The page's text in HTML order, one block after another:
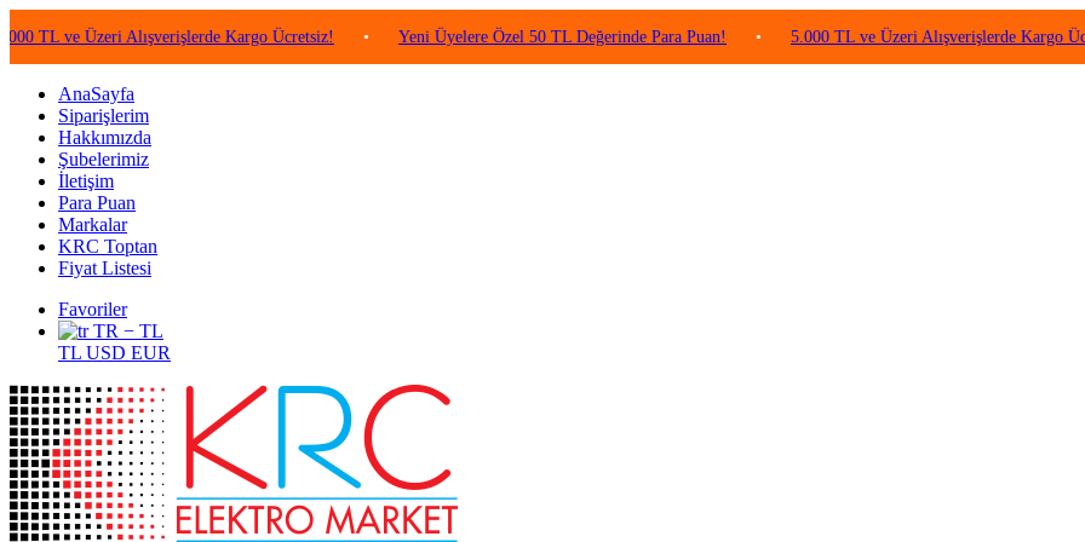
Üzeri Alışverişlerde Kargo Ücretsiz! • Yeni Üyelere Özel 50 TL Değerinde Para Puan! • 5.000 TL ve Üzeri Alışverişlerde Kargo Ücretsiz!
AnaSayfa
Siparişlerim
Hakkımızda
Şubelerimiz
İletişim
Para Puan
Markalar
KRC Toptan
Fiyat Listesi
Favoriler
TR − TL
TL USD EUR